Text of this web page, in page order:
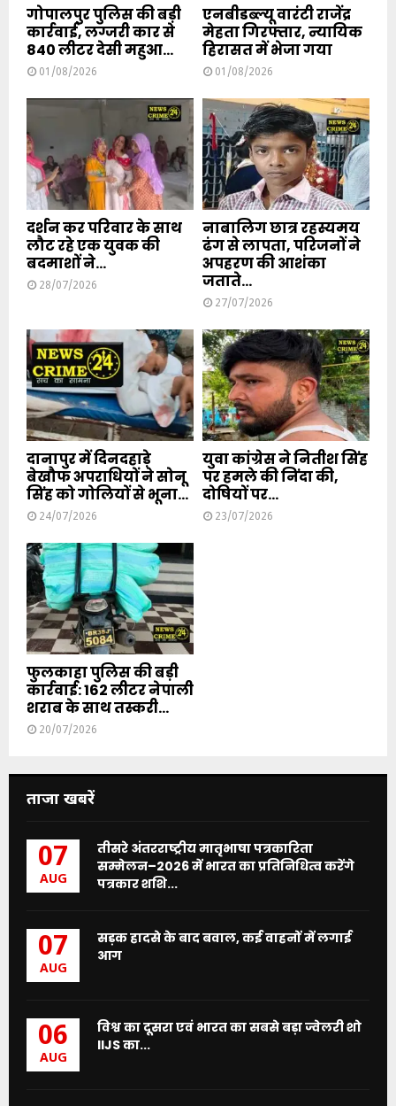
गोपालपुर पुलिस की बड़ी
कार्रवाई, लग्जरी कार से
840 लीटर देसी महुआ...
01/08/2026
एनबीडब्ल्यू वारंटी राजेंद्र
मेहता गिरफ्तार, न्यायिक
हिरासत में भेजा गया
01/08/2026
दर्शन कर परिवार के साथ
लौट रहे एक युवक की
बदमाशों ने...
28/07/2026
नाबालिग छात्र रहस्यमय
ढंग से लापता, परिजनों ने
अपहरण की आशंका
जताते...
27/07/2026
दानापुर में दिनदहाड़े
बेखौफ अपराधियों ने सोनू
सिंह को गोलियों से भूना...
24/07/2026
युवा कांग्रेस ने नितीश सिंह
पर हमले की निंदा की,
दोषियों पर...
23/07/2026
फुलकाहा पुलिस की बड़ी
कार्रवाई: 162 लीटर नेपाली
शराब के साथ तस्करी...
20/07/2026
ताजा खबरें
07
AUG
तीसरे अंतरराष्ट्रीय मातृभाषा पत्रकारिता
सम्मेलन–2026 में भारत का प्रतिनिधित्व करेंगे
पत्रकार शशि...
07
AUG
सड़क हादसे के बाद बवाल, कई वाहनों में लगाई
आग
06
AUG
विश्व का दूसरा एवं भारत का सबसे बड़ा ज्वेलरी शो
IIJS का...